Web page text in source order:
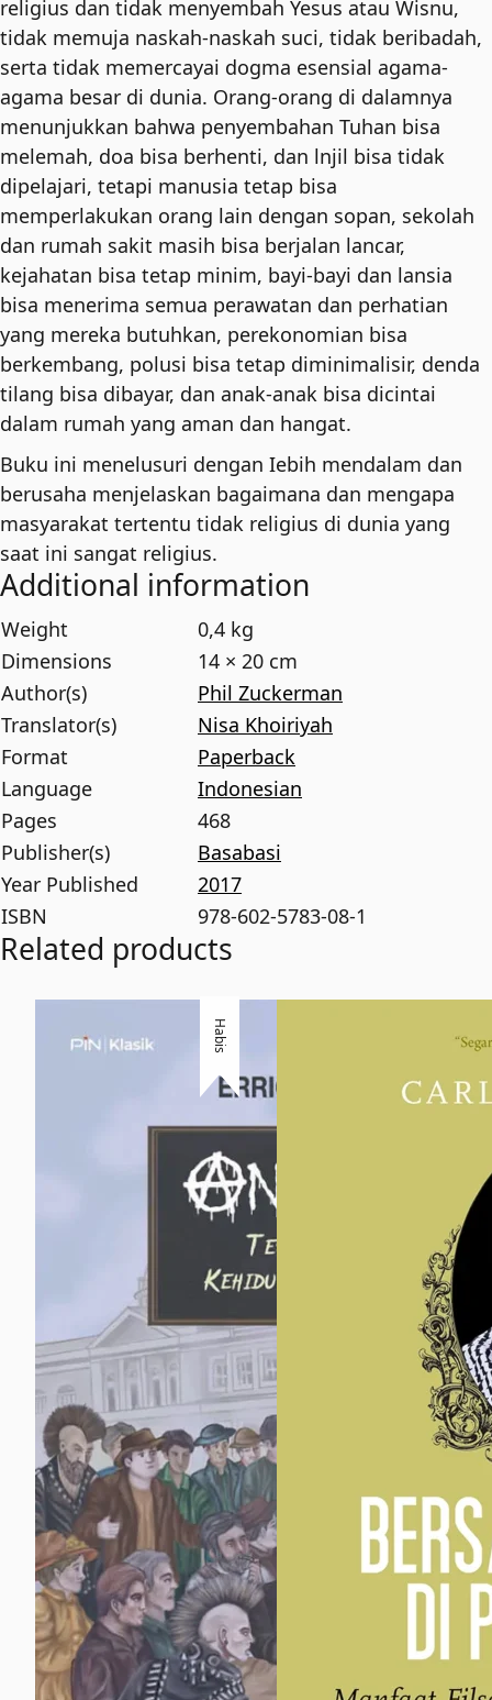
religius dan tidak menyembah Yesus atau Wisnu,
tidak memuja naskah-naskah suci, tidak beribadah,
serta tidak memercayai dogma esensial agama-
agama besar di dunia. Orang-orang di dalamnya
menunjukkan bahwa penyembahan Tuhan bisa
melemah, doa bisa berhenti, dan lnjil bisa tidak
dipelajari, tetapi manusia tetap bisa
memperlakukan orang lain dengan sopan, sekolah
dan rumah sakit masih bisa berjalan lancar,
kejahatan bisa tetap minim, bayi-bayi dan lansia
bisa menerima semua perawatan dan perhatian
yang mereka butuhkan, perekonomian bisa
berkembang, polusi bisa tetap diminimalisir, denda
tilang bisa dibayar, dan anak-anak bisa dicintai
dalam rumah yang aman dan hangat.
Buku ini menelusuri dengan Iebih mendalam dan
berusaha menjelaskan bagaimana dan mengapa
masyarakat tertentu tidak religius di dunia yang
saat ini sangat religius.
Additional information
Weight
0,4 kg
Dimensions
14 × 20 cm
Author(s)
Phil Zuckerman
Translator(s)
Nisa Khoiriyah
Format
Paperback
Language
Indonesian
Pages
468
Publisher(s)
Basabasi
Year Published
2017
ISBN
978-602-5783-08-1
Related products
Habis